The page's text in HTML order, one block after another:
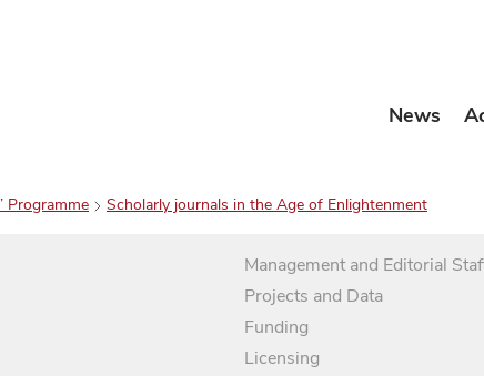
News
Programme Scholarly journals in the Age of Enlightenment
Management and Editorial
Projects and Data
Funding
Licensing